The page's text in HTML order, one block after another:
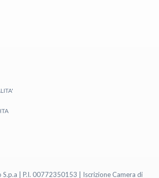
| P.I. 00772350153 | Iscrizione Camera di